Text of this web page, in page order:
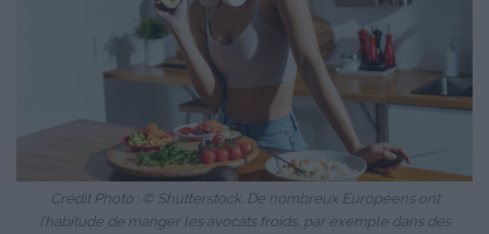
Crédit Photo : © Shutterstock. De nombreux Européens ont
l’habitude de manger les avocats froids, par exemple dans des